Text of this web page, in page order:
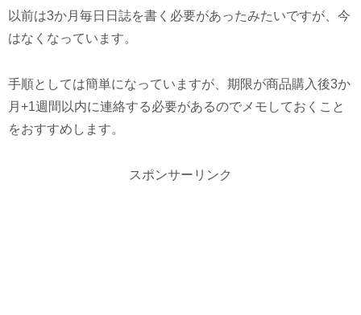
以前は3か月毎日日誌を書く必要があったみたいですが、今
はなくなっています。
手順としては簡単になっていますが、期限が商品購入後3か
月+1週間以内に連絡する必要があるのでメモしておくこと
をおすすめします。
スポンサーリンク